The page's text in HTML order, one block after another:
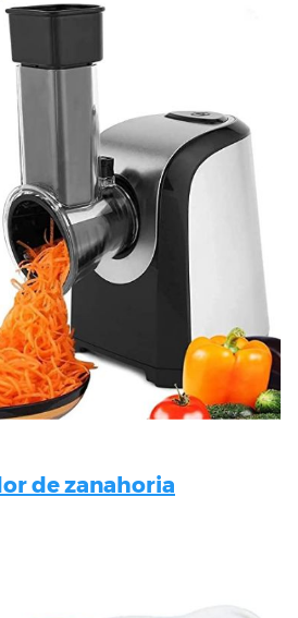
de zanahoria